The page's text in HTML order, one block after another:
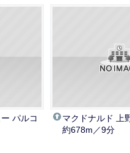
パルコ
マクドナルド 上
約678m／9分